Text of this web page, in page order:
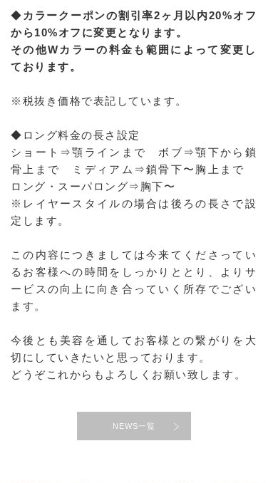
◆ カラークーポンの割引率2ヶ月以内20%オフ
から10%オフに変更となります。
その他Wカラーの料金も範囲によって変更し
ております。
※税抜き価格で表記しています。
◆ロング料金の長さ設定
ショート⇒顎ラインまで ボブ⇒顎下から鎖
骨上まで ミディアム⇒鎖骨下〜胸上まで
ロング・スーパロング⇒胸下〜
※レイヤースタイルの場合は後ろの長さで設
定します。
この内容につきましては今来てくださってい
るお客様への時間をしっかりととり、よりサ
ービスの向上に向き合っていく所存でござい
ます。
今後とも美容を通してお客様との繋がりを大
切にしていきたいと思っております。
どうぞこれからもよろしくお願い致します。
NEWS一覧